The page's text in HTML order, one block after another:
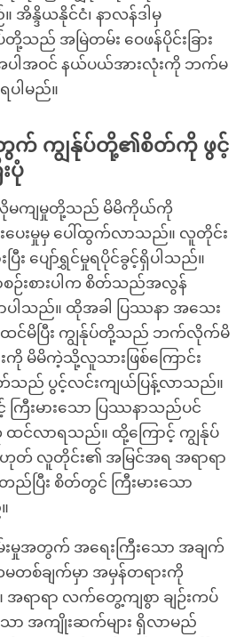
ဒိယနိုင်ငံ၊ နာလန်ဒါမှ
ည် အမြဲတမ်း ဝေဖန်ပိုင်းခြား
အပါအဝင် နယ်ပယ်အားလုံးကို ဘက်မ
ပါမည်။
အတွက် ကျွန်ုပ်တို့၏စိတ်ကို ဖွင့်
ပုံ
အလိုမကျမှုတို့သည် မိမိကိုယ်ကို
ပေးမှုမှ ပေါ်ထွက်လာသည်။ လူတိုင်း
း ပျော်ရွှင်မှုရပိုင်ခွင့်ရှိပါသည်။
းစားပါက စိတ်သည်အလွန်
ပါသည်။ ထိုအခါ ပြဿနာ အသေး
ထင်မိပြီး ကျွန်ုပ်တို့သည် ဘက်လိုက်မိ
းကို မိမိကဲ့သို့လူသားဖြစ်ကြောင်း
တ်သည် ပွင့်လင်းကျယ်ပြန့်လာသည်။
ြီးမားသော ပြဿနာသည်ပင်
ထင်လာရသည်။ ထို့ကြောင့် ကျွန်ုပ်
တ် လူတိုင်း၏ အမြင်အရ အရာရာ
ည်ပြီး စိတ်တွင် ကြီးမားသော
မ်းမှုအတွက် အရေးကြီးသော အချက်
တစ်ချက်မှာ အမှန်တရားကို
ရာရာ လက်တွေ့ကျစွာ ချဉ်းကပ်
ော အကျိုးဆက်များ ရှိလာမည်